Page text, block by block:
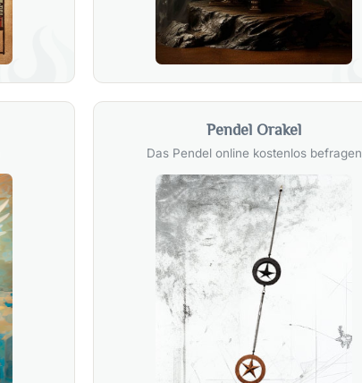
Pendel Orakel
Das Pendel online kostenlos befragen